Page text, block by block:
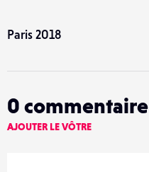
Paris 2018
0 commentaire
AJOUTER LE VÔTRE